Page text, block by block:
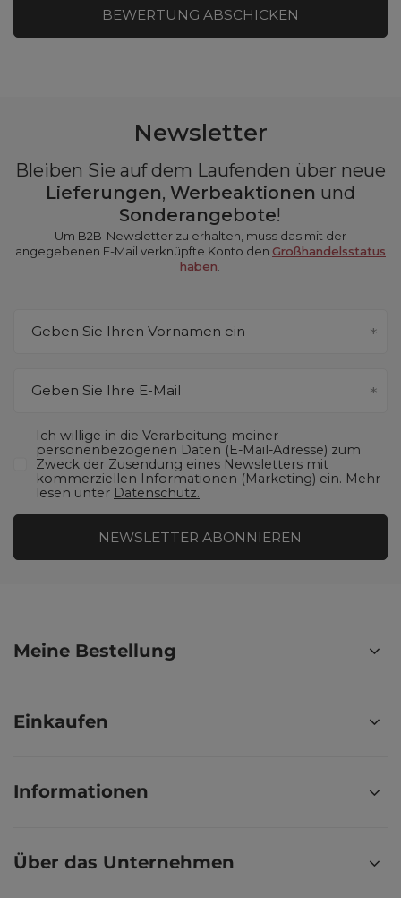
BEWERTUNG ABSCHICKEN
Newsletter
Bleiben Sie auf dem Laufenden über neue
Lieferungen, Werbeaktionen und
Sonderangebote!
Um B2B-Newsletter zu erhalten, muss das mit der
angegebenen E-Mail verknüpfte Konto den Großhandelsstatus
haben
Geben Sie Ihren Vornamen ein
Geben Sie Ihre E-Mail
Ich willige in die Verarbeitung meiner
personenbezogenen Daten (E-Mail-Adresse) zum
Zweck der Zusendung eines Newsletters mit
kommerziellen Informationen (Marketing) ein. Mehr
lesen unter Datenschutz.
NEWSLETTER ABONNIEREN
Meine Bestellung
Einkaufen
Informationen
Über das Unternehmen